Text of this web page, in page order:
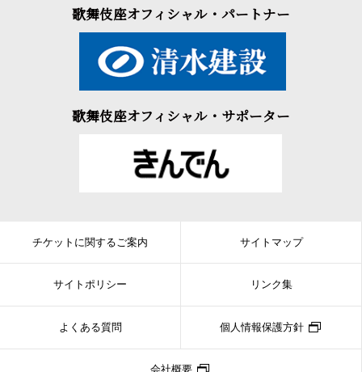
歌舞伎座オフィシャル・パートナー
歌舞伎座オフィシャル・サポーター
チケットに関するご案内 サイトマップ
サイトポリシー リンク集
よくある質問 個人情報保護方針
会社概要